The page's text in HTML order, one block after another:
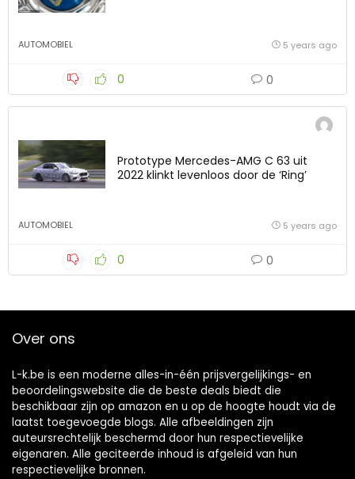
AUTOMOBIEL 5 years ago
0 0
Prototype Mercedes-AMG C 63 uit
2022 klinkt levenloos door de ‘Ring’
AUTOMOBIEL 5 years ago
0 0
Over ons
L-k.be is een moderne alles-in-één prijsvergelijkings- en
beoordelingswebsite die de beste deals biedt die
beschikbaar zijn op amazon en u op de hoogte houdt via de
laatst toegevoegde blogs. Alle afbeeldingen zijn
auteursrechtelijk beschermd door hun respectievelijke
eigenaren. Alle geciteerde inhoud is afgeleid van hun
respectievelijke bronnen.